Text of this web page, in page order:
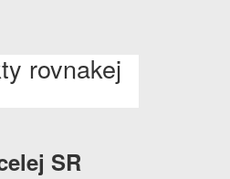
rovnakej
SR